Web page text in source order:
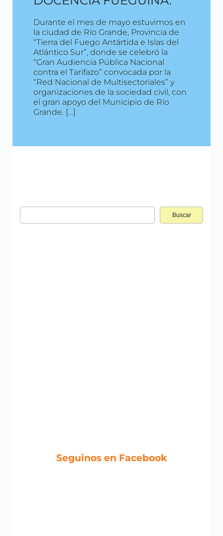
Durante el mes de mayo estuvimos en
la ciudad de Río Grande, Provincia de
“Tierra del Fuego Antártida e Islas del
Atlántico Sur”, donde se celebró la
“Gran Audiencia Pública Nacional
contra el Tarifazo” convocada por la
“Red Nacional de Multisectoriales” y
organizaciones de la sociedad civil, con
el gran apoyo del Municipio de Río
Grande. […]
Seguinos en Facebook